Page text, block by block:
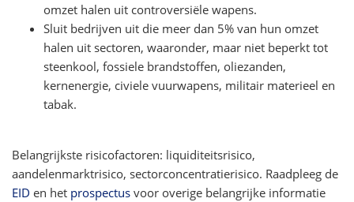
omzet halen uit controversiële wapens.
Sluit bedrijven uit die meer dan 5% van hun omzet
halen uit sectoren, waaronder, maar niet beperkt tot
steenkool, fossiele brandstoffen, oliezanden,
kernenergie, civiele vuurwapens, militair materieel en
tabak.
Belangrijkste risicofactoren: liquiditeitsrisico,
aandelenmarktrisico, sectorconcentratierisico. Raadpleeg de
EID en het prospectus voor overige belangrijke informatie